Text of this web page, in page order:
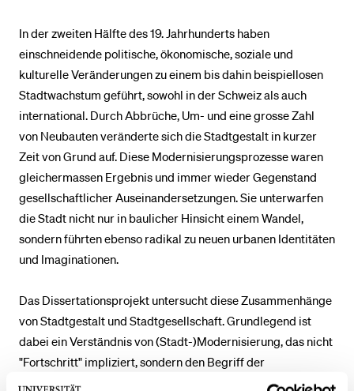
In der zweiten Hälfte des 19. Jahrhunderts haben
einschneidende politische, ökonomische, soziale und
kulturelle Veränderungen zu einem bis dahin beispiellosen
Stadtwachstum geführt, sowohl in der Schweiz als auch
international. Durch Abbrüche, Um- und eine grosse Zahl
von Neubauten veränderte sich die Stadtgestalt in kurzer
Zeit von Grund auf. Diese Modernisierungsprozesse waren
gleichermassen Ergebnis und immer wieder Gegenstand
gesellschaftlicher Auseinandersetzungen. Sie unterwarfen
die Stadt nicht nur in baulicher Hinsicht einem Wandel,
sondern führten ebenso radikal zu neuen urbanen Identitäten
und Imaginationen.
Das Dissertationsprojekt untersucht diese Zusammenhänge
von Stadtgestalt und Stadtgesellschaft. Grundlegend ist
dabei ein Verständnis von (Stadt-)Modernisierung, das nicht
"Fortschritt" impliziert, sondern den Begriff der
Modernisierung in einem reflexiven Sinne als Ausdruck der
Förderer
Medien
BELIEBTE INHALTE
Vorlesungsverzeichnis
Bibliothek
Menuplan Mensa
Anmeldung und Zulassung